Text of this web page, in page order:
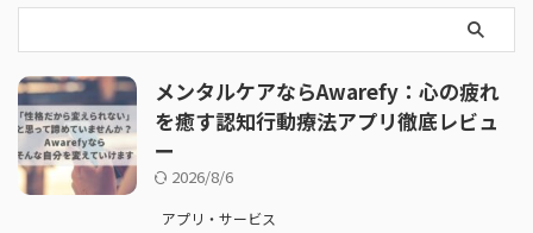
メンタルケアならAwarefy：心の疲れ
を癒す認知行動療法アプリ徹底レビュ
ー
2026/8/6
アプリ・サービス